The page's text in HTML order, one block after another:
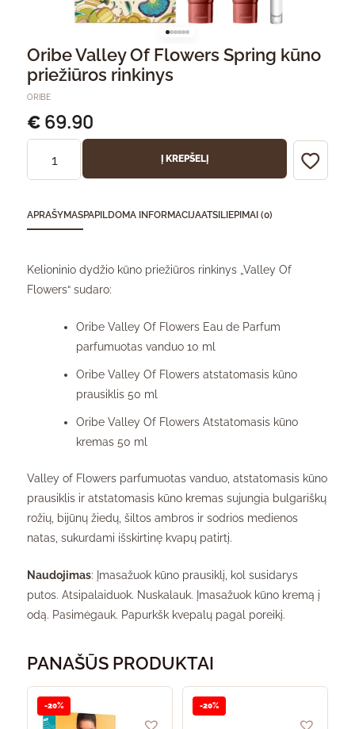
Oribe Valley Of Flowers Spring kūno
priežiūros rinkinys
ORIBE
€ 69.90
Į KREPŠELĮ
APRAŠYMASPAPILDOMA INFORMACIJAATSILIEPIMAI (0)
Kelioninio dydžio kūno priežiūros rinkinys „Valley Of
Flowers“ sudaro:
Oribe Valley Of Flowers Eau de Parfum
parfumuotas vanduo 10 ml
Oribe Valley Of Flowers atstatomasis kūno
prausiklis 50 ml
Oribe Valley Of Flowers Atstatomasis kūno
kremas 50 ml
Valley of Flowers parfumuotas vanduo, atstatomasis kūno
prausiklis ir atstatomasis kūno kremas sujungia bulgariškų
rožių, bijūnų žiedų, šiltos ambros ir sodrios medienos
natas, sukurdami išskirtinę kvapų patirtį.
Naudojimas: Įmasažuok kūno prausiklį, kol susidarys
putos. Atsipalaiduok. Nuskalauk. Įmasažuok kūno kremą į
odą. Pasimėgauk. Papurkšk kvepalų pagal poreikį.
PANAŠŪS PRODUKTAI
-20% -20%